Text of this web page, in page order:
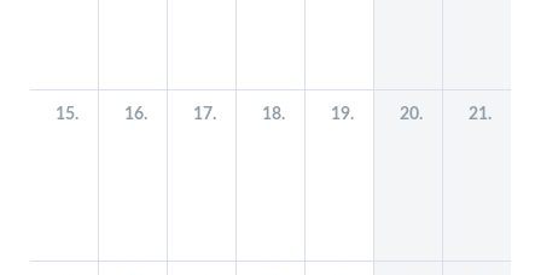
15. 16. 17. 18. 19. 20. 21.